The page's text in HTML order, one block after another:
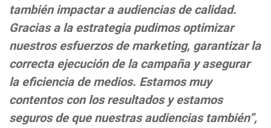
también impactar a audiencias de calidad.
Gracias a la estrategia pudimos optimizar
nuestros esfuerzos de marketing, garantizar la
correcta ejecución de la campaña y asegurar
la eficiencia de medios. Estamos muy
contentos con los resultados y estamos
seguros de que nuestras audiencias también”,